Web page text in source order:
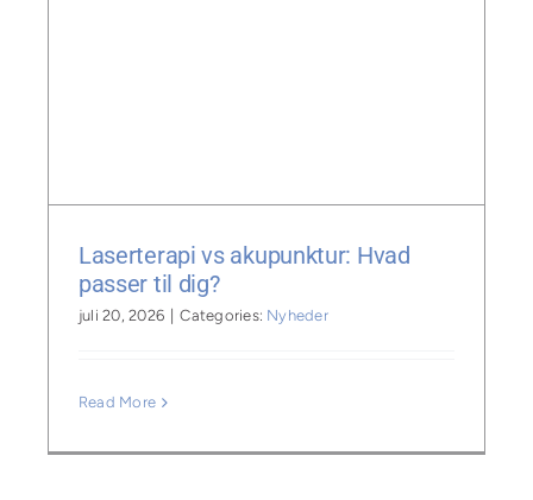
Laserterapi vs akupunktur: Hvad
passer til dig?
juli 20, 2026 Categories: Nyheder
Read More